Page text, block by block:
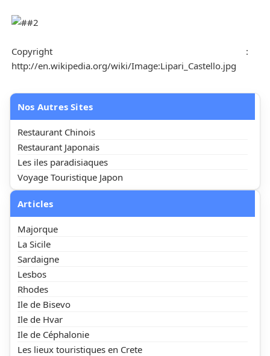
Copyright :
http://en.wikipedia.org/wiki/Image:Lipari_Castello.jpg
Nos Autres Sites
Restaurant Chinois
Restaurant Japonais
Les iles paradisiaques
Voyage Touristique Japon
Articles
Majorque
La Sicile
Sardaigne
Lesbos
Rhodes
Ile de Bisevo
Ile de Hvar
Ile de Céphalonie
Les lieux touristiques en Crete